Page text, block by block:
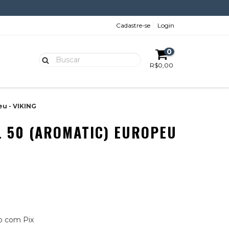
Cadastre-se Login
0
R$0,00
- VIKING
50 (AROMATIC) EUROPEU
com Pix